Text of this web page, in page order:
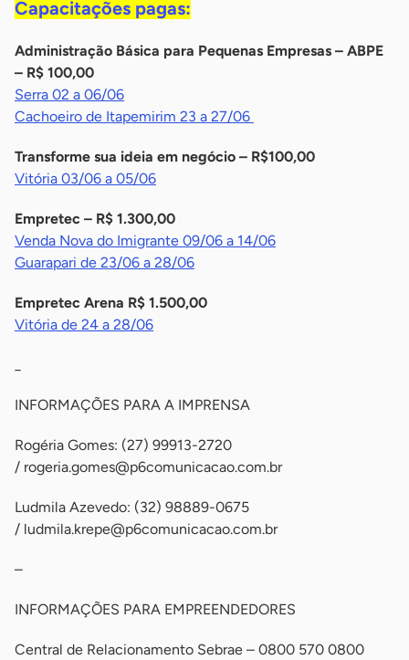
Capacitações pagas:
Administração Básica para Pequenas Empresas – ABPE
– R$ 100,00
Serra 02 a 06/06
Cachoeiro de Itapemirim 23 a 27/06
Transforme sua ideia em negócio – R$100,00
Vitória 03/06 a 05/06
Empretec – R$ 1.300,00
Venda Nova do Imigrante 09/06 a 14/06
Guarapari de 23/06 a 28/06
Empretec Arena R$ 1.500,00
Vitória de 24 a 28/06
INFORMAÇÕES PARA A IMPRENSA
Rogéria Gomes: (27) 99913-2720
/ rogeria.gomes@p6comunicacao.com.br
Ludmila Azevedo: (32) 98889-0675
/ ludmila.krepe@p6comunicacao.com.br
–
INFORMAÇÕES PARA EMPREENDEDORES
Central de Relacionamento Sebrae – 0800 570 0800